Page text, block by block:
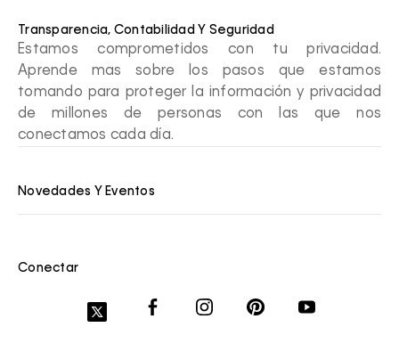
Transparencia, Contabilidad Y Seguridad
Estamos comprometidos con tu privacidad.
Aprende mas sobre los pasos que estamos
tomando para proteger la información y privacidad
de millones de personas con las que nos
conectamos cada día.
Novedades Y Eventos
Conectar